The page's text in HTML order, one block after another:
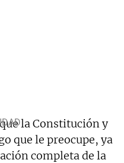
la Constitución y
que le preocupe, ya
completa de la